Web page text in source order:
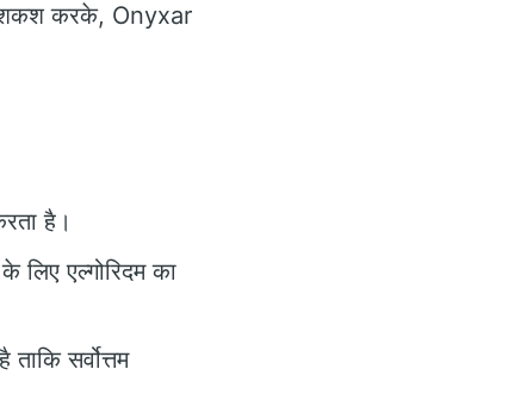
पेशकश करके, Onyxar
है।
लिए एल्गोरिदम का
सर्वोत्तम